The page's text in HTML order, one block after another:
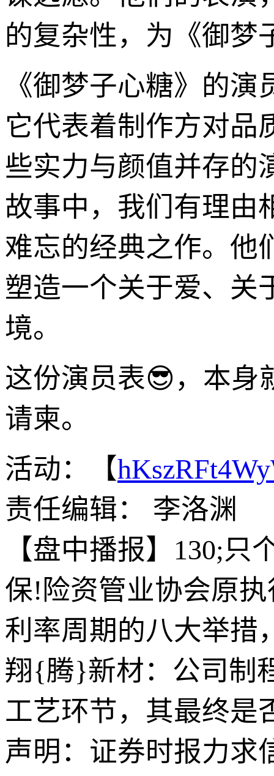
的复杂性，为《御梦
《御梦子心糖》的
它代表着制作方对品
些实力与颜值并存的
故事中，我们有理由
难忘的经典之作。他
塑造一个关于爱、关
境。
这份演员表😎，本身
请柬。
活动：【
责任编辑： 李洛渊
【盘中播报】130;只
保!险资管业协会原
利率周期的八大举措
翔{腾}新材：公司制
工艺环节，其最终是
声明：证券时报力求